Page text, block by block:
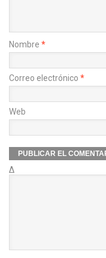
Nombre *
Correo electrónico *
Web
Δ